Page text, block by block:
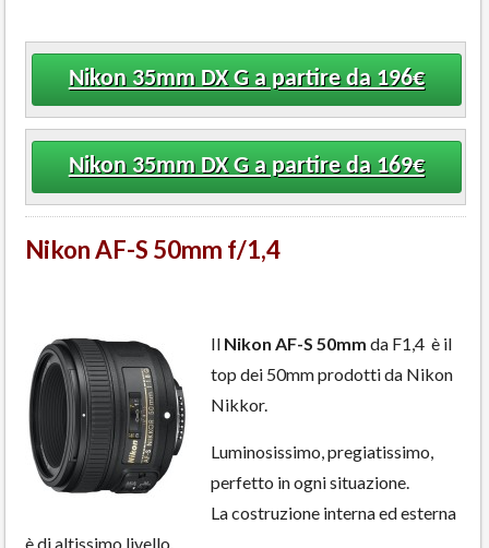
Nikon 35mm DX G a partire da 196€
Nikon 35mm DX G a partire da 169€
Nikon AF-S 50mm f/1,4
Il Nikon AF-S 50mm da F1,4 è il
top dei 50mm prodotti da Nikon
Nikkor.
Luminosissimo, pregiatissimo,
perfetto in ogni situazione.
La costruzione interna ed esterna
è di altissimo livello.